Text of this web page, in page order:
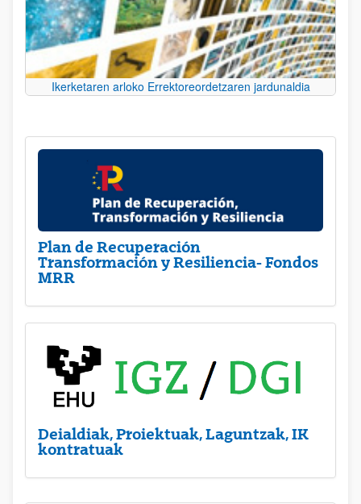
Ikerketaren arloko Errektoreordetzaren jardunaldia
Plan de Recuperación
Transformación y Resiliencia- Fondos
MRR
Deialdiak, Proiektuak, Laguntzak, IK
kontratuak